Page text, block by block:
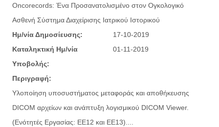
Oncorecords: Ένα Προσανατολισμένο στον Ογκολογικό
Ασθενή Σύστημα Διαχείρισης Ιατρικού Ιστορικού
Ημ/νία Δημοσίευσης:
17-10-2019
Καταληκτική Ημ/νία
Υποβολής:
01-11-2019
Περιγραφή:
Υλοποίηση υποσυστήματος μεταφοράς και αποθήκευσης
DICOM αρχείων και ανάπτυξη λογισμικού DICOM Viewer.
(Ενότητές Εργασίας: ΕΕ12 και ΕΕ13)....